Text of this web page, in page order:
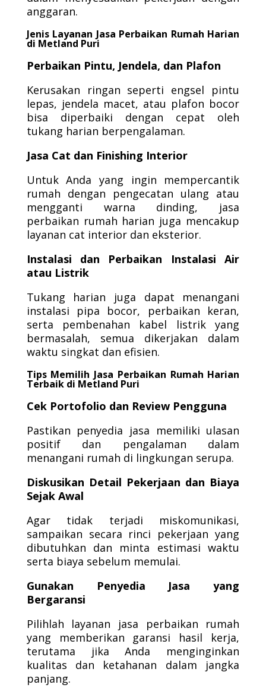
anggaran.
Jenis Layanan Jasa Perbaikan Rumah Harian
di Metland Puri
Perbaikan Pintu, Jendela, dan Plafon
Kerusakan ringan seperti engsel pintu
lepas, jendela macet, atau plafon bocor
bisa diperbaiki dengan cepat oleh
tukang harian berpengalaman.
Jasa Cat dan Finishing Interior
Untuk Anda yang ingin mempercantik
rumah dengan pengecatan ulang atau
mengganti warna dinding, jasa
perbaikan rumah harian juga mencakup
layanan cat interior dan eksterior.
Instalasi dan Perbaikan Instalasi Air
atau Listrik
Tukang harian juga dapat menangani
instalasi pipa bocor, perbaikan keran,
serta pembenahan kabel listrik yang
bermasalah, semua dikerjakan dalam
waktu singkat dan efisien.
Tips Memilih Jasa Perbaikan Rumah Harian
Terbaik di Metland Puri
Cek Portofolio dan Review Pengguna
Pastikan penyedia jasa memiliki ulasan
positif dan pengalaman dalam
menangani rumah di lingkungan serupa.
Diskusikan Detail Pekerjaan dan Biaya
Sejak Awal
Agar tidak terjadi miskomunikasi,
sampaikan secara rinci pekerjaan yang
dibutuhkan dan minta estimasi waktu
serta biaya sebelum memulai.
Gunakan Penyedia Jasa yang
Bergaransi
Pilihlah layanan jasa perbaikan rumah
yang memberikan garansi hasil kerja,
terutama jika Anda menginginkan
kualitas dan ketahanan dalam jangka
panjang.